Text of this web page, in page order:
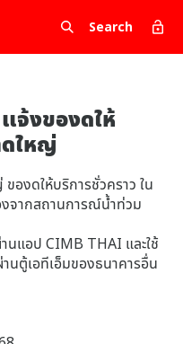
Search
จ้งของดให้
ดใหญ่
องดให้บริการชั่วคราว ใน
จากสถานการณ์น้ำท่วม
นแอป CIMB THAI และใช้
นตู้เอทีเอ็มของธนาคารอื่น